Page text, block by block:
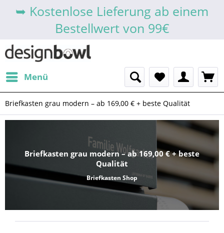
➥ Kostenlose Lieferung ab einem
Bestellwert von 99€
Menü
Briefkasten grau modern – ab 169,00 € + beste Qualität
Briefkasten grau modern – ab 169,00 € + beste
Qualität
Briefkasten Shop